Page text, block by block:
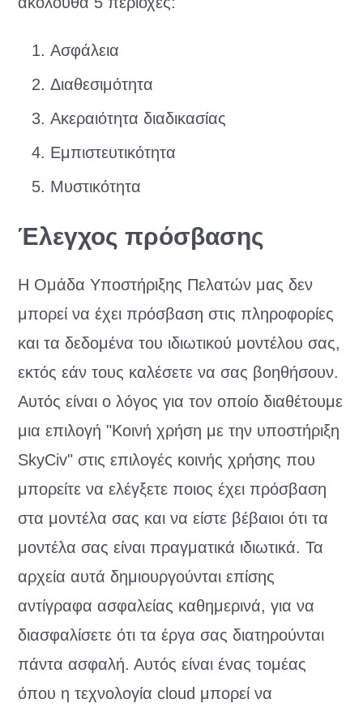
Ασφάλεια
Διαθεσιμότητα
Ακεραιότητα διαδικασίας
Εμπιστευτικότητα
Μυστικότητα
Έλεγχος πρόσβασης
Η Ομάδα Υποστήριξης Πελατών μας δεν
μπορεί να έχει πρόσβαση στις πληροφορίες
και τα δεδομένα του ιδιωτικού μοντέλου σας,
εκτός εάν τους καλέσετε να σας βοηθήσουν.
Αυτός είναι ο λόγος για τον οποίο διαθέτουμε
μια επιλογή "Κοινή χρήση με την υποστήριξη
SkyCiv" στις επιλογές κοινής χρήσης που
μπορείτε να ελέγξετε ποιος έχει πρόσβαση
στα μοντέλα σας και να είστε βέβαιοι ότι τα
μοντέλα σας είναι πραγματικά ιδιωτικά. Τα
αρχεία αυτά δημιουργούνται επίσης
αντίγραφα ασφαλείας καθημερινά, για να
διασφαλίσετε ότι τα έργα σας διατηρούνται
πάντα ασφαλή. Αυτός είναι ένας τομέας
όπου η τεχνολογία cloud μπορεί να